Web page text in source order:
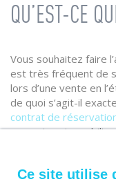
QU’EST-CE
Vous souhaitez faire
est très fréquent de
lors d’une vente en
de quoi s’agit-il
contrat de
promoteur immobilier